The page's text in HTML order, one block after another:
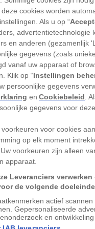
gevierd. Van
van Jezus
uiteenlopende
in
aan. De hele
in de
het zijn dat je even
de kerk
een gigantisch
wint en kan
een heel jaar lang
cookies worden
Als u op “
advertentietechnologie
en anderen (gezamenlijk
gegevens (zoals
vanaf uw apparaat of
Klik op “Instellingen
persoonlijke gegevens
enCookiebeleid .
gegevens voor
voorkeuren voor cookies
op elk moment
voorkeuren zijn alleen
apparaat.
Leveranciers
de volgende
actief
Gepersonaliseerde
en ontwikkeling